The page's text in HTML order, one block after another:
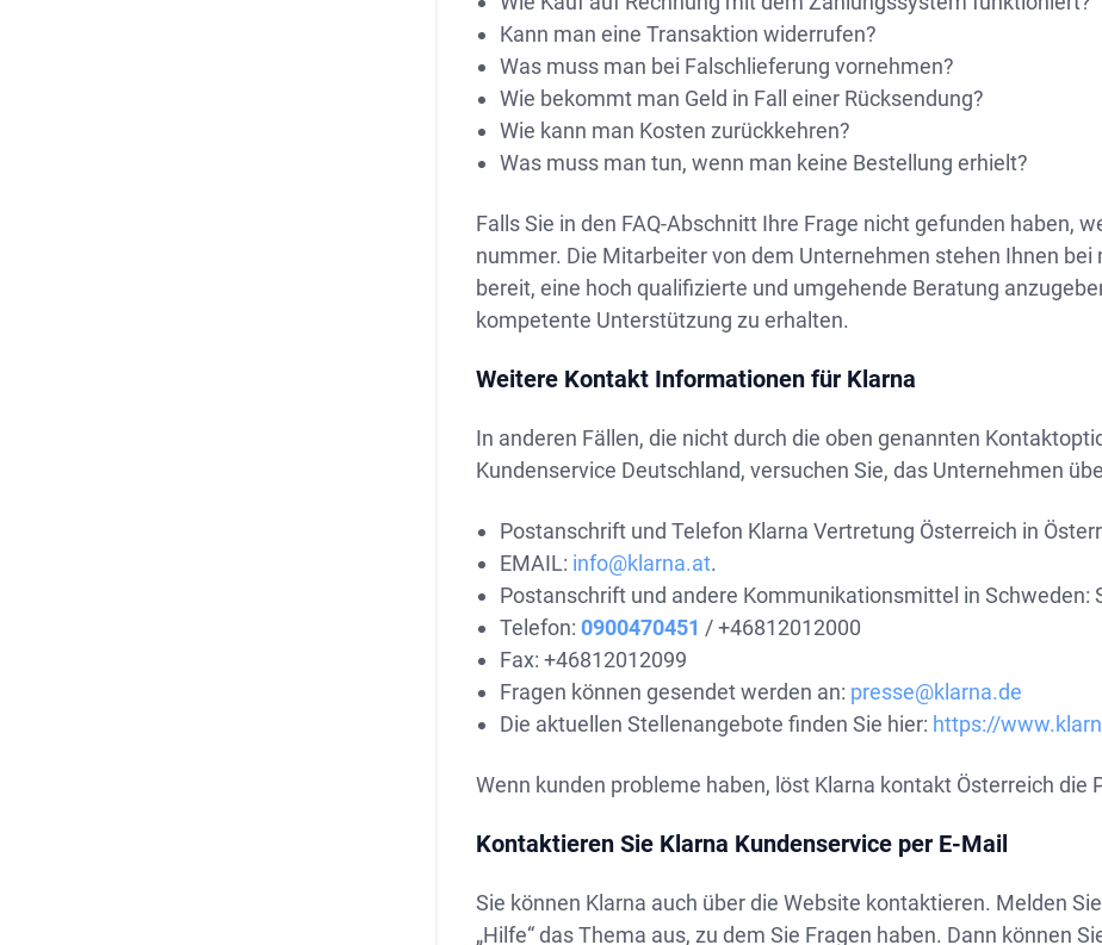
Kann man eine Transaktion widerrufen?
Was muss man bei Falschlieferung vornehmen?
Wie bekommt man Geld in Fall einer Rücksendung?
Wie kann man Kosten zurückkehren?
Was muss man tun, wenn man keine Bestellung erhielt?
Falls Sie in den FAQ-Abschnitt Ihre Frage nicht gefunden haben,
nummer. Die Mitarbeiter von dem Unternehmen stehen Ihnen
bereit, eine hoch qualifizierte und umgehende Beratung
kompetente Unterstützung zu erhalten.
Weitere Kontakt Informationen für Klarna
In anderen Fällen, die nicht durch die oben genannten
Kundenservice Deutschland, versuchen Sie, das Unternehmen
Postanschrift und Telefon Klarna Vertretung Österreich in
EMAIL: info@klarna.at.
Postanschrift und andere Kommunikationsmittel in Schweden:
Telefon: 0900470451 / +46812012000
Fax: +46812012099
Fragen können gesendet werden an: presse@klarna.de
Die aktuellen Stellenangebote finden Sie hier: https://
Wenn kunden probleme haben, löst Klarna kontakt Österreich die
Kontaktieren Sie Klarna Kundenservice per E-Mail
Sie können Klarna auch über die Website kontaktieren. Melden
„Hilfe“ das Thema aus, zu dem Sie Fragen haben. Dann können